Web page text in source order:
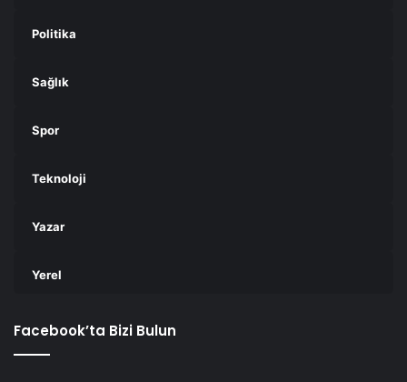
Politika
Sağlık
Spor
Teknoloji
Yazar
Yerel
Facebook’ta Bizi Bulun